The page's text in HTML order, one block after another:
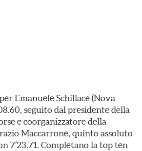
Emanuele Schillace (Nova
seguito dal presidente della
e coorganizzatore della
Maccarrone, quinto assoluto
7’23.71. Completano la top ten